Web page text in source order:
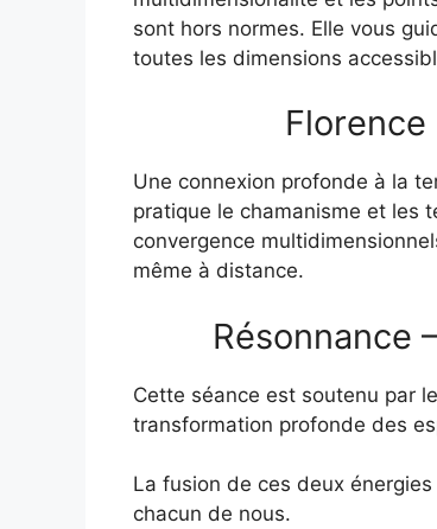
sont hors normes. Elle vous
toutes les dimensions
Une connexion profonde à la
pratique le chamanisme et les
convergence
même à distance.
Résonnance
Cette séance est soutenu par
transformation profonde des
La fusion de ces deux
chacun de nous.